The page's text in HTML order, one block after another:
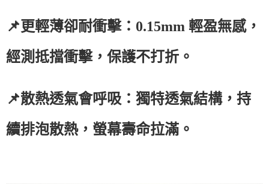
📌更輕薄卻耐衝擊：0.15mm 輕盈無感，
經測抵擋衝擊，保護不打折。
📌散熱透氣會呼吸：獨特透氣結構，持
續排泡散熱，螢幕壽命拉滿。